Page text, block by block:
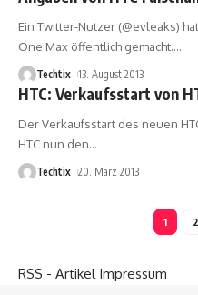
Ein Twitter-Nutzer (@evleaks)
One Max öffentlich gemacht.…
Techtix 13. August 2013
HTC: Verkaufsstart von
Der Verkaufsstart des neuen
HTC nun den…
Techtix 20. März 2013
1 2
RSS - Artikel Impressum